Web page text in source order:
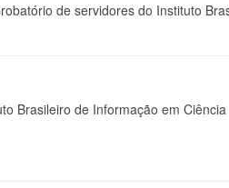
de servidores do Instituto
Brasileiro de Informação em